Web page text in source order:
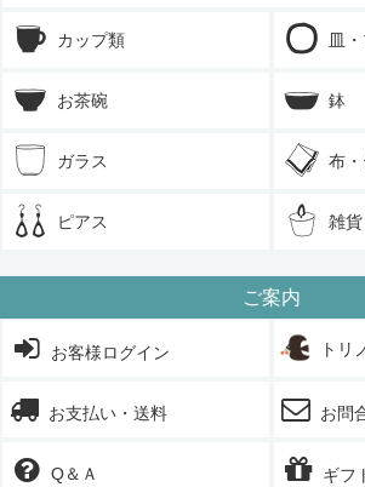
カップ類 皿
お茶碗 鉢
ガラス 布
ピアス 雑貨
ご案内
お客様ログイン トリ
お支払い・送料 お問
Q＆Ａ ギフ